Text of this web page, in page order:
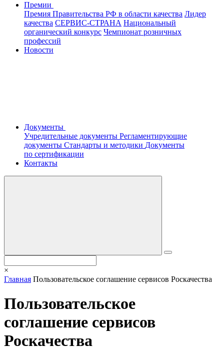
Премии
Премия Правительства РФ в области качества Лидер
качества СЕРВИС-СТРАНА Национальный
органический конкурс Чемпионат розничных
профессий
Новости
Документы
Учредительные документы Регламентирующие
документы Стандарты и методики Документы
по сертификации
Контакты
×
Главная Пользовательское соглашение сервисов Роскачества
Пользовательское
соглашение сервисов
Роскачества